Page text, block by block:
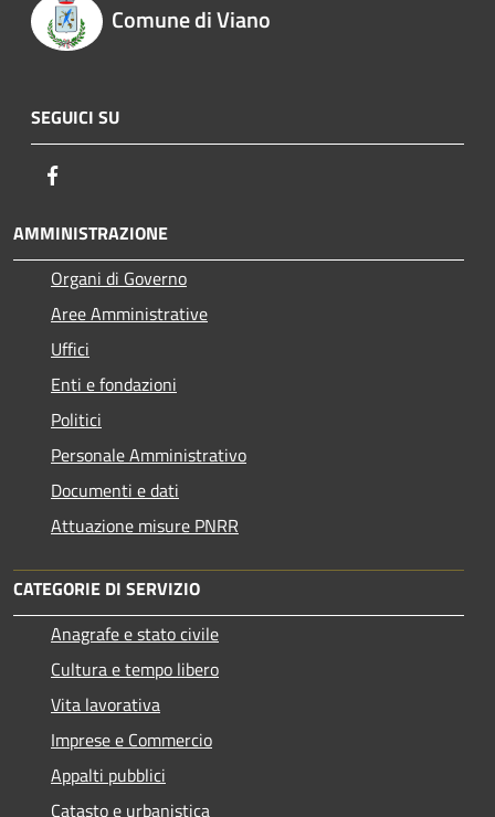
Comune di Viano
SEGUICI SU
AMMINISTRAZIONE
Organi di Governo
Aree Amministrative
Uffici
Enti e fondazioni
Politici
Personale Amministrativo
Documenti e dati
Attuazione misure PNRR
CATEGORIE DI SERVIZIO
Anagrafe e stato civile
Cultura e tempo libero
Vita lavorativa
Imprese e Commercio
Appalti pubblici
Catasto e urbanistica